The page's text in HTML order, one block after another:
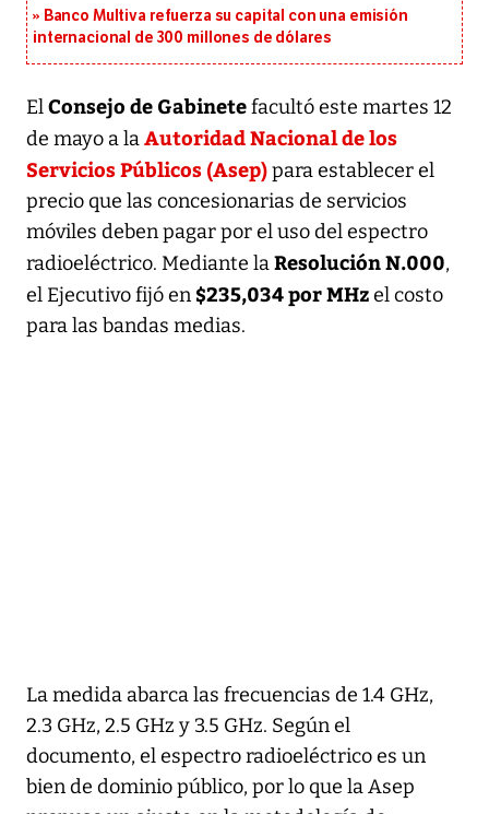
Banco Multiva refuerza su capital con una emisión
internacional de 300 millones de dólares
ElConsejo de Gabinetefacultó este martes 12
de mayo a laAutoridad Nacional de los
Servicios Públicos (Asep)para establecer el
precio que las concesionarias de servicios
móviles deben pagar por el uso del espectro
radioeléctrico. Mediante laResolución N.000,
el Ejecutivo fijó en $235,034 por MHzel costo
para las bandas medias.
La medida abarca las frecuencias de 1.4 GHz,
2.3 GHz, 2.5 GHz y 3.5 GHz. Según el
documento, el espectro radioeléctrico es un
bien de dominio público, por lo que la Asep